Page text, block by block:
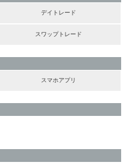
デイトレード
スワップトレード
スマホアプリ